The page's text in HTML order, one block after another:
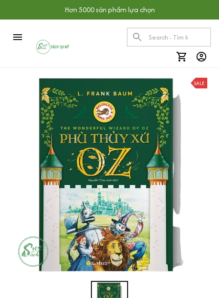
Hơn 5000 sản phẩm lựa chọn
SALE